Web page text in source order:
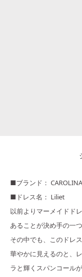
■ブランド： CAROLINA
■ドレス名： Liliet
以前よりマーメイドド
あることが決め手の一つ
その中でも、このドレ
華やかに見えるのと、
ラと輝くスパンコール